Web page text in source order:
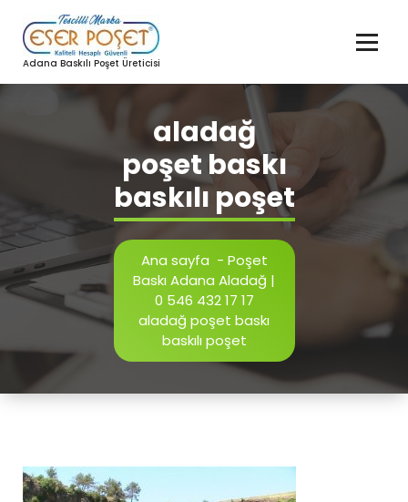
geç
Adana Baskılı Poşet Üreticisi
aladağ
poşet baskı
baskılı poşet
Ana sayfa - Poşet
Baskı Adana Aladağ |
0 546 432 17 17
aladağ poşet baskı
baskılı poşet